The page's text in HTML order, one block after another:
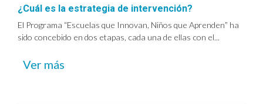
¿Cuál es la estrategia de intervención?
El Programa “Escuelas que Innovan, Niños que Aprenden” ha
sido concebido en dos etapas, cada una de ellas con el...
Ver más